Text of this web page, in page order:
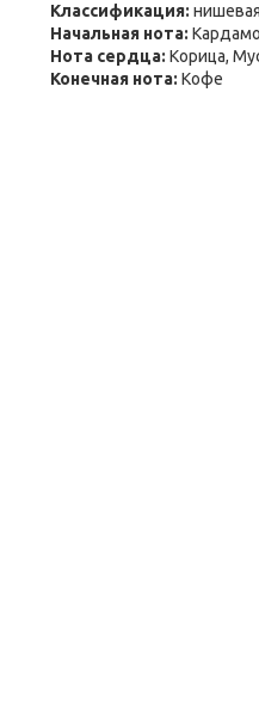
Классификация: нишевая
Начальная нота:
Нота сердца: Корица,
Конечная нота: Кофе